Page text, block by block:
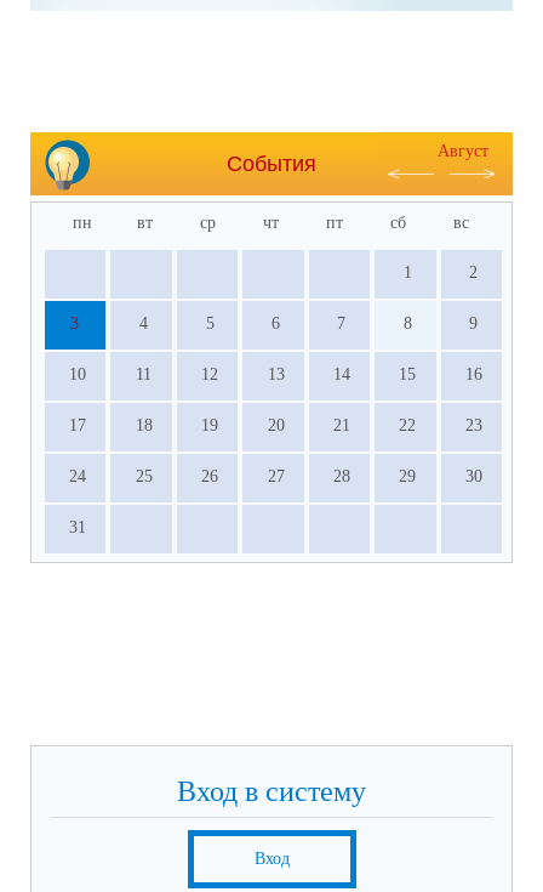
События
Август
пн вт ср чт пт сб вс
1 2
3 4 5 6 7 8 9
10 11 12 13 14 15 16
17 18 19 20 21 22 23
24 25 26 27 28 29 30
31
Вход в систему
Вход